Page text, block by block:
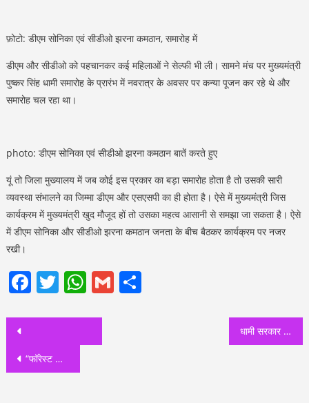
फ़ोटो: डीएम सोनिका एवं सीडीओ झरना कमठान, समारोह में
डीएम और सीडीओ को पहचानकर कई महिलाओं ने सेल्फी भी ली। सामने मंच पर मुख्यमंत्री
पुष्कर सिंह धामी समारोह के प्रारंभ में नवरात्र के अवसर पर कन्या पूजन कर रहे थे और
समारोह चल रहा था।
photo: डीएम सोनिका एवं सीडीओ झरना कमठान बातें करते हुए
यूं तो जिला मुख्यालय में जब कोई इस प्रकार का बड़ा समारोह होता है तो उसकी सारी
व्यवस्था संभालने का जिम्मा डीएम और एसएसपी का ही होता है। ऐसे में मुख्यमंत्री जिस
कार्यक्रम में मुख्यमंत्री खुद मौजूद हों तो उसका महत्व आसानी से समझा जा सकता है। ऐसे
में डीएम सोनिका और सीडीओ झरना कमठान जनता के बीच बैठकर कार्यक्रम पर नजर
रखी।
Facebook
Twitter
WhatsApp
GmailShare
Post
navigation
“फॉरेस्ट अधिकारियों को नियामक मानसिकता से निकलना होगा बाहर…. बिना पर्यावरण और वन को नुकसान पहुंचाए प्रदेश के विकास में अपनी भागीदारी निभाएं”: एसएस संधू
धामी सरकार पार्ट-2 का 1 वर्ष: हमारी सरकार में भ्रष्टाचार बर्दाश्त नहीं, युवाओं को बरगलाने वालों एवं दूसरे के कंधों पर बंदूक रखने की कोशिश करने वालों के दिन लद गए: धामी